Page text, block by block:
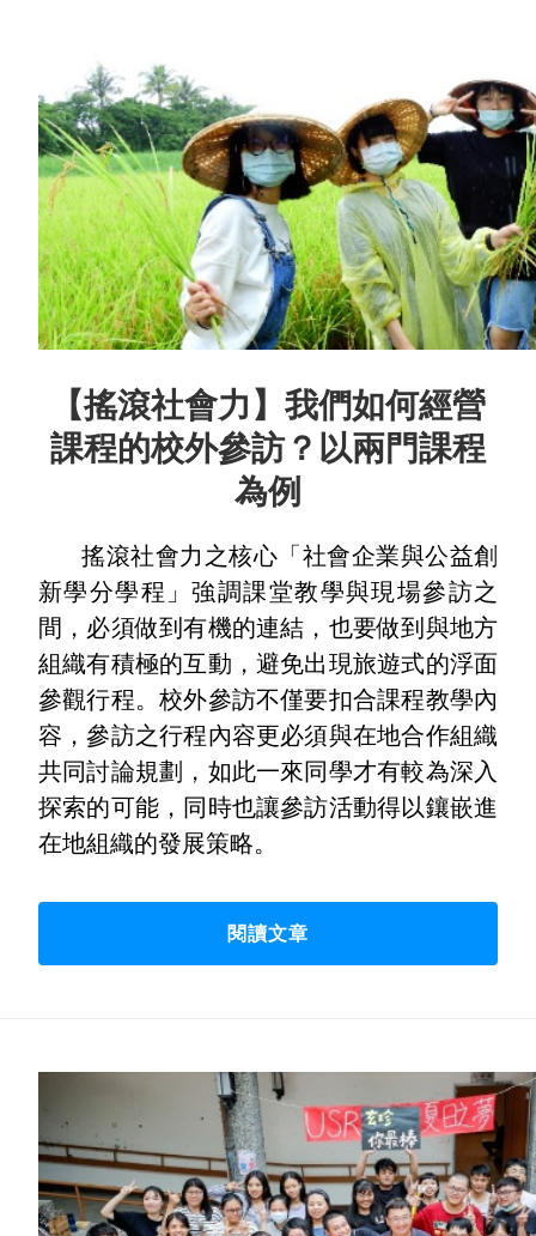
【搖滾社會力】我們如何經營
課程的校外參訪？以兩門課程
為例
搖滾社會力之核心「社會企業與公益創
新學分學程」強調課堂教學與現場參訪之
間，必須做到有機的連結，也要做到與地方
組織有積極的互動，避免出現旅遊式的浮面
參觀行程。校外參訪不僅要扣合課程教學內
容，參訪之行程內容更必須與在地合作組織
共同討論規劃，如此一來同學才有較為深入
探索的可能，同時也讓參訪活動得以鑲嵌進
在地組織的發展策略。
閱讀文章